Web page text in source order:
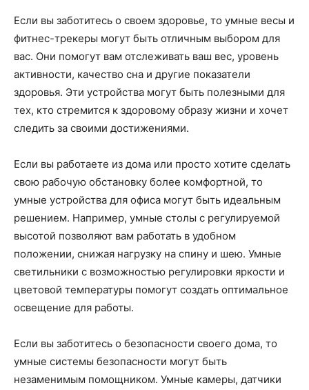
Если вы заботитесь о своем здоровье, то умные весы и
фитнес-трекеры могут быть отличным выбором для
вас. Они помогут вам отслеживать ваш вес, уровень
активности, качество сна и другие показатели
здоровья. Эти устройства могут быть полезными для
тех, кто стремится к здоровому образу жизни и хочет
следить за своими достижениями.
Если вы работаете из дома или просто хотите сделать
свою рабочую обстановку более комфортной, то
умные устройства для офиса могут быть идеальным
решением. Например, умные столы с регулируемой
высотой позволяют вам работать в удобном
положении, снижая нагрузку на спину и шею. Умные
светильники с возможностью регулировки яркости и
цветовой температуры помогут создать оптимальное
освещение для работы.
Если вы заботитесь о безопасности своего дома, то
умные системы безопасности могут быть
незаменимым помощником. Умные камеры, датчики